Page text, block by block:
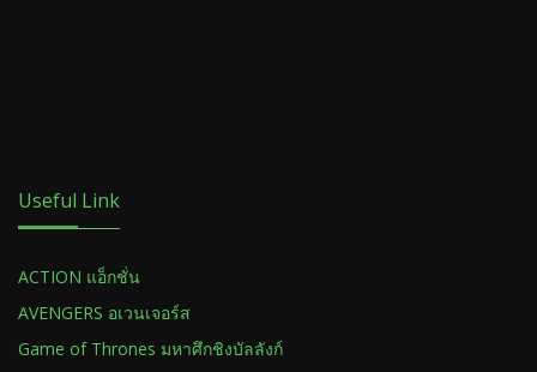
Useful Link
ACTION แอ็กชั่น
AVENGERS อเวนเจอร์ส
Game of Thrones มหาศึกชิงบัลลังก์